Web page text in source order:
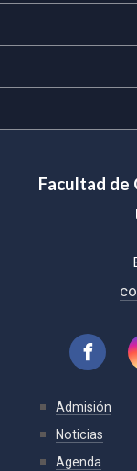
Facultad de
Admisión
Noticias
Agenda